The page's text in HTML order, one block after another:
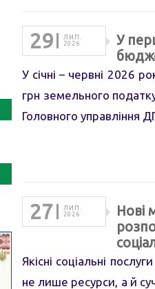
29
ЛИП.
2026
У
У січні – червні 2026
грн земельного
Головного управління
27
ЛИП.
2026
Нові
Якісні соціальні
не лише ресурси, а й